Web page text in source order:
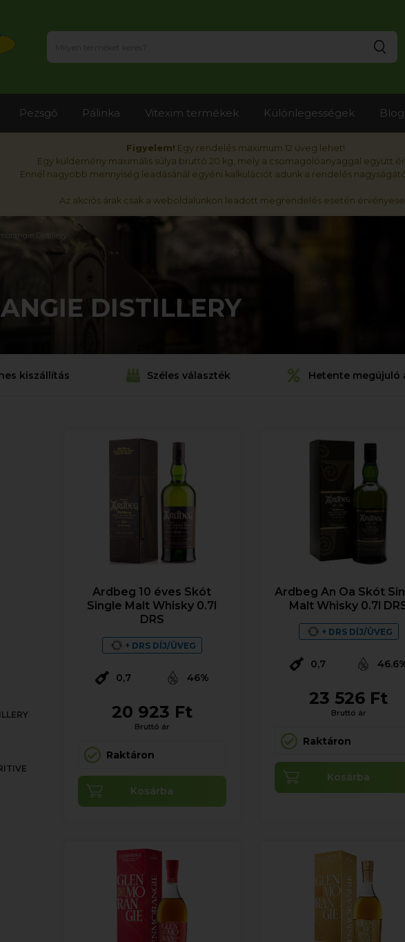
Figyelem! Egy rendelés maximum 12 üveg lehet!
Egy küldemény maximális súlya bruttó 20 kg, mely a csomagolóanyaggal együtt
Ennél nagyobb mennyiség leadásánál egyéni kalkulációt adunk a rendelés
Az akciós árak csak a weboldalunkon leadott megrendelés esetén
Pezsgő Pálinka Vitexim termékek Különlegességek Blog
Distillery
DISTILLERY
kiszállítás Széles választék Hetente megújuló
Ardbeg 10 éves Skót
Single Malt Whisky 0.7l
DRS
+ DRS DÍJ/ÜVEG
0,7 46%
20 923 Ft
Bruttó ár
Raktáron
Kosárba
Ardbeg An Oa Skót
Malt Whisky 0.7l
+ DRS DÍJ/ÜVEG
0,7
23 526 Ft
Bruttó ár
Raktáron
Kosárba